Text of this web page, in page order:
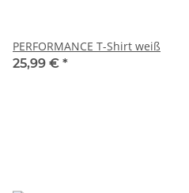
PERFORMANCE T-Shirt weiß
25,99 € *